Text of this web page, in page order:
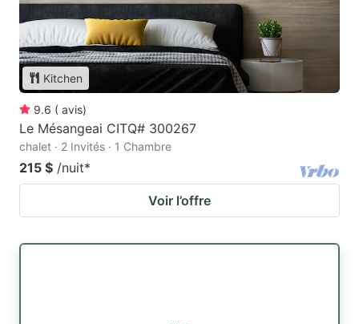
Kitchen
9.6 ( avis)
Le Mésangeai CITQ# 300267
chalet · 2 Invités · 1 Chambre
215 $ /nuit*
Voir l’offre